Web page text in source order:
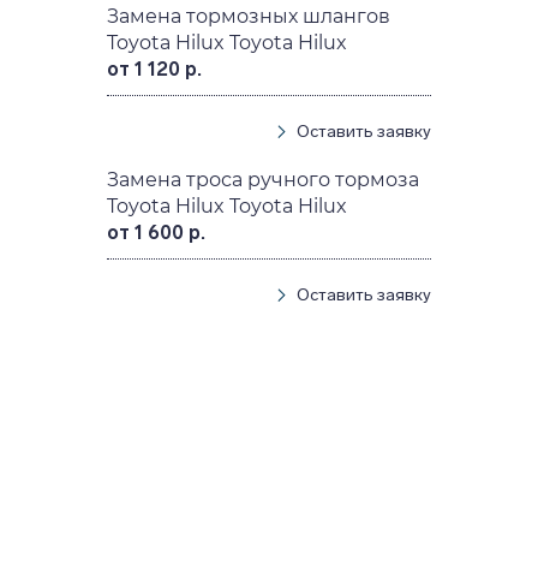
Замена тормозных шлангов
Toyota Hilux Toyota Hilux
от 1 120 р.
Оставить заявку
Замена троса ручного тормоза
Toyota Hilux Toyota Hilux
от 1 600 р.
Оставить заявку